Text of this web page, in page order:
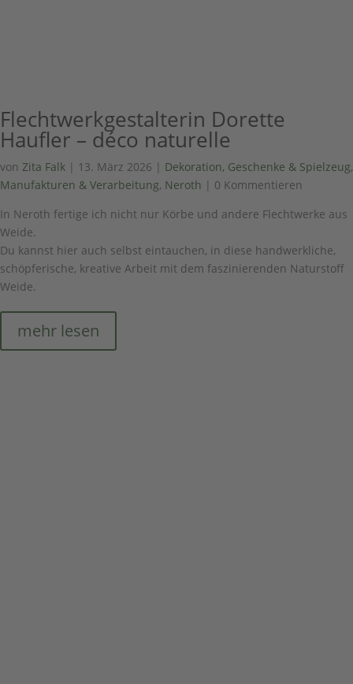
Flechtwerkgestalterin Dorette
Haufler – déco naturelle
von Zita Falk | 13. März 2026 | Dekoration, Geschenke & Spielzeug,
Manufakturen & Verarbeitung, Neroth | 0 Kommentieren
In Neroth fertige ich nicht nur Körbe und andere Flechtwerke aus
Weide.
Du kannst hier auch selbst eintauchen, in diese handwerkliche,
schöpferische, kreative Arbeit mit dem faszinierenden Naturstoff
Weide.
mehr lesen